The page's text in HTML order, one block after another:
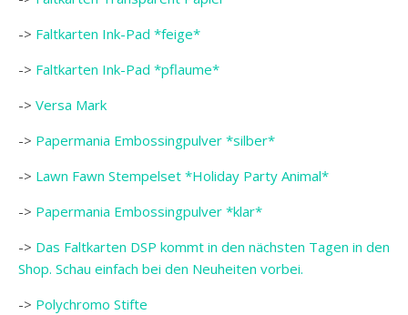
-> Faltkarten Ink-Pad *feige*
-> Faltkarten Ink-Pad *pflaume*
-> Versa Mark
-> Papermania Embossingpulver *silber*
-> Lawn Fawn Stempelset *Holiday Party Animal*
-> Papermania Embossingpulver *klar*
-> Das Faltkarten DSP kommt in den nächsten Tagen in den
Shop. Schau einfach bei den Neuheiten vorbei.
-> Polychromo Stifte